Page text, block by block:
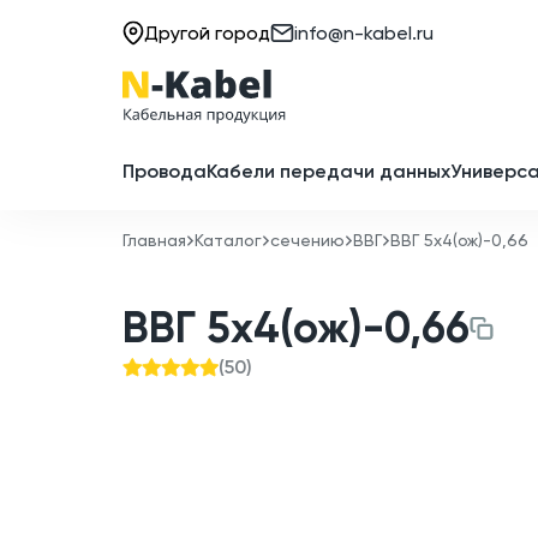
Другой город info@n-kabel.ru
ПроводаКабели передачи данных
Главная Каталог сечению ВВГ ВВГ 5x4(ож)-0,66
ВВГ 5x4(ож)-0,66
(50)